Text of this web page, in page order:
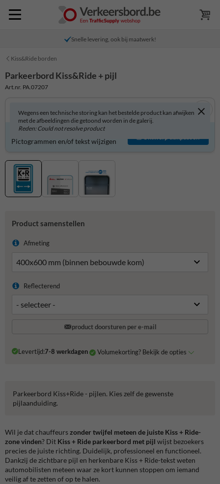
Snelle levering, ook bij maatwerk!
Kiss&Ride borden
Parkeerbord Kiss&Ride + pijl
Art.nr. PA.07207
Wegens een technische storing kan het bestelde product kan afwijken
met de afbeeldingen die getoond worden in de galerij.
Reden: Could not resolve product
Parkeerbord zelf aanpassen?
Pictogrammen en/of tekst wijzigen
Ontwerp aanpassen
Product samenstellen
Afmeting
Reflecterend
product doorsturen per e-mail
Levertijd:7-8 werkdagen Volumekorting? Bekijk de opties
Parkeerbord Kiss+Ride - pijlen. Kies zelf de gewenste
pijlaanduiding.
Wil je dat chauffeurszonder twijfel meteen de juiste Kiss + Ride-
zone vinden? Dit Kiss + Ride parkeerbord met pijl wijst bezoekers
precies de juiste richting. Duidelijk, professioneel en functioneel.
Dankzij de zichtbare pijl en herkenbare Kiss + Ride-tekst weten
automobilisten meteen waar ze kort kunnen stoppen om iemand
veilig af te zetten of op te halen.